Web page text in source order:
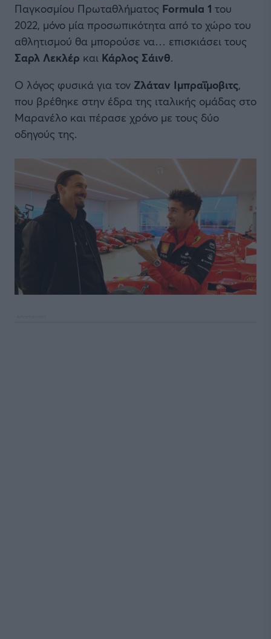
Παγκοσμίου Πρωταθλήματος Formula 1 του
2022, μόνο μία προσωπικότητα από το χώρο του
αθλητισμού θα μπορούσε να… επισκιάσει τους
Σαρλ Λεκλέρ και Κάρλος Σάινθ.
Ο λόγος φυσικά για τον Ζλάταν Ιμπραΐμοβιτς,
που βρέθηκε στην έδρα της ιταλικής ομάδας στο
Μαρανέλο και πέρασε χρόνο με τους δύο
οδηγούς της.